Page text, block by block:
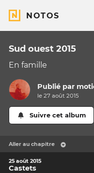
NOTOS
Sud ouest 2015
En famille
Publié par
le 27 août 2015
Suivre cet album
Aller au chapitre
25 août 2015
Castets